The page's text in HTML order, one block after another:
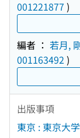
001221877 )
編者 ： 若月,
001163492 )
出版事項
東京 : 東京大